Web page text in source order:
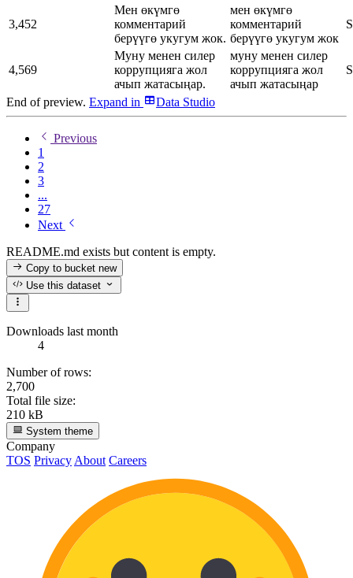
3,452
Мен өкүмгө
комментарий
берүүгө укугум жок.
мен өкүмгө
комментарий
берүүгө укугум жок
4,569
Муну менен силер
коррупцияга жол
ачып жатасыңар.
муну менен силер
коррупцияга жол
ачып жатасыңар
End of preview. Expand in Data Studio
Previous
1
2
3
...
27
Next
README.md exists but content is empty.
Copy to bucketnew
Use this dataset
Downloads last month
4
Number of rows:
2,700
Total file size:
210 kB
System theme
Company
TOS Privacy About Careers